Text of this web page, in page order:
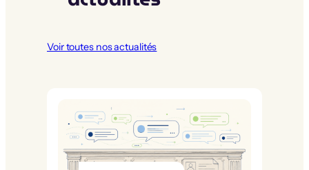
Voir toutes nos actualités